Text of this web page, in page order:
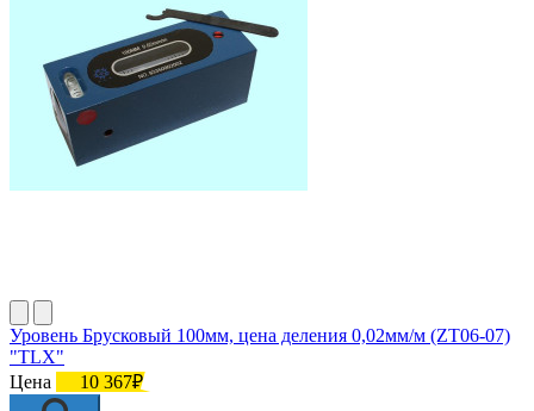
Уровень Брусковый 100мм, цена деления 0,02мм/м (ZT06-07)
"TLX"
Цена
10 367₽